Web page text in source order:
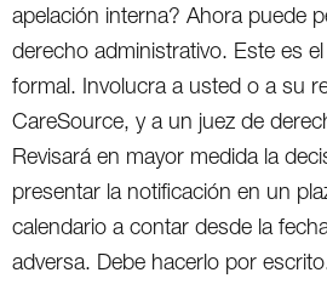
apelación interna? Ahora puede
derecho administrativo. Este es
formal. Involucra a usted o a su
CareSource, y a un juez de
Revisará en mayor medida la
presentar la notificación en un
calendario a contar desde la
adversa. Debe hacerlo por